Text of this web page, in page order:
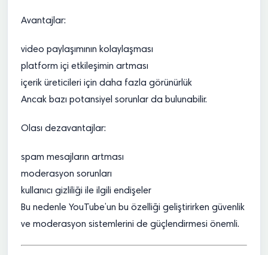
Avantajlar:
video paylaşımının kolaylaşması
platform içi etkileşimin artması
içerik üreticileri için daha fazla görünürlük
Ancak bazı potansiyel sorunlar da bulunabilir.
Olası dezavantajlar:
spam mesajların artması
moderasyon sorunları
kullanıcı gizliliği ile ilgili endişeler
Bu nedenle YouTube’un bu özelliği geliştirirken güvenlik
ve moderasyon sistemlerini de güçlendirmesi önemli.